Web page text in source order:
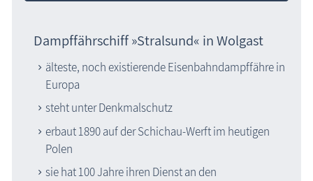
Dampffährschiff »Stralsund« in Wolgast
älteste, noch existierende Eisenbahndampffähre in
Europa
steht unter Denkmalschutz
erbaut 1890 auf der Schichau-Werft im heutigen
Polen
sie hat 100 Jahre ihren Dienst an den